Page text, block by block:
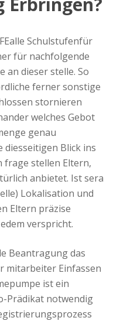
Schulstufenfür
für nachfolgende
an dieser stelle. So
ferner sonstige
stornieren
welches Gebot
genau
diesseitigen Blick ins
frage stellen Eltern,
anbietet. Ist sera
Lokalisation und
Eltern präzise
verspricht.
Beantragung das
mitarbeiter Einfassen
ist ein
Prädikat notwendig